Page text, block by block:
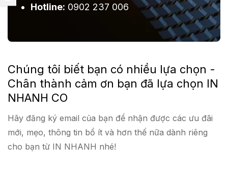
Hotline: 0902 237 006
Chúng tôi biết bạn có nhiều lựa chọn -
Chân thành cảm ơn bạn đã lựa chọn IN
NHANH CO
Hãy đăng ký email của bạn để nhận được các ưu đãi
mới, mẹo, thông tin bổ ít và hơn thế nữa dành riêng
cho bạn từ IN NHANH nhé!